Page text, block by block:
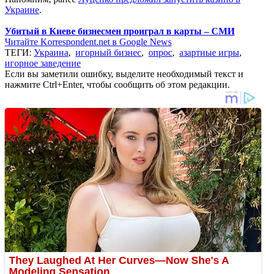
Украине.
Убитый в Киеве бизнесмен проиграл в карты – СМИ
Читайте Korrespondent.net в Google News
ТЕГИ: Украина, игорный бизнес, опрос, азартные игры,
игорное заведение
Если вы заметили ошибку, выделите необходимый текст и
нажмите Ctrl+Enter, чтобы сообщить об этом редакции.